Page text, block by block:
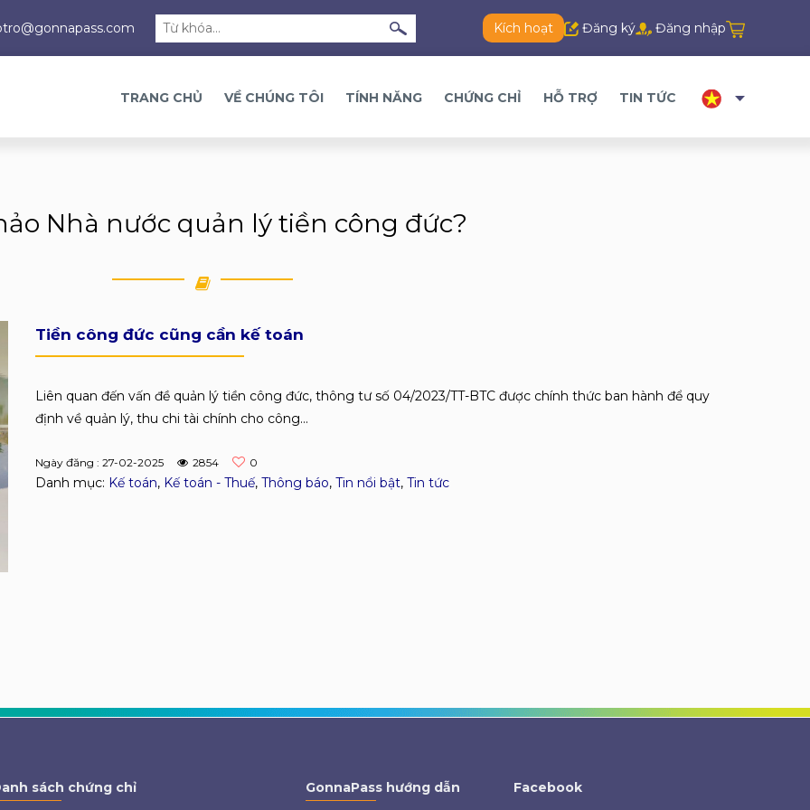
Kích hoạt Đăng ký Đăng nhập
TRANG CHỦ VỀ CHÚNG TÔI TÍNH NĂNG CHỨNG CHỈ HỖ TRỢ TIN TỨC
Nhà nước quản lý tiền công đức?
Tiền công đức cũng cần kế toán
Liên quan đến vấn đề quản lý tiền công đức, thông tư số 04/2023/TT-BTC được chính thức ban hành để quy
định về quản lý, thu chi tài chính cho công...
Ngày đăng : 27-02-2025 2854 0
Danh mục: Kế toán, Kế toán - Thuế, Thông báo, Tin nổi bật, Tin tức
sách chứng chỉ GonnaPass hướng dẫn Facebook